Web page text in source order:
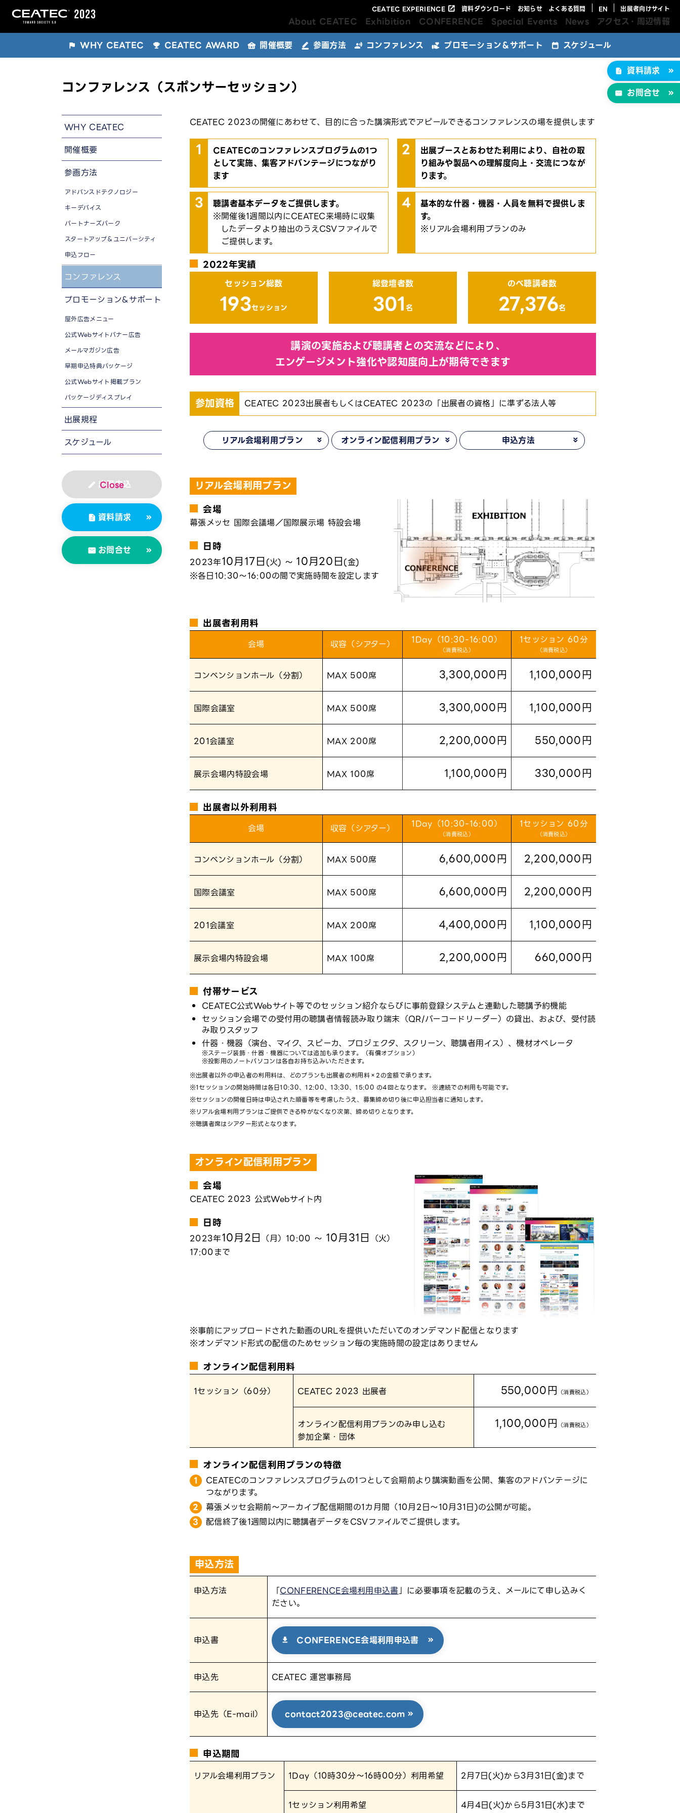
CEATEC EXPERIENCE 資料ダウンロード お知らせ よくある質問 EN 出展者向けサイト
About CEATEC Exhibition CONFERENCE Special Events News
アクセス・周辺情報
WHY CEATEC
CEATEC AWARD 開催概要 参画方法 コンファレンス プロモーション＆サポート
スケジュール
資料請求
お問合せ
コンファレンス（スポンサーセッション）
WHY CEATEC
開催概要
参画方法
アドバンスドテクノロジー
キーデバイス
パートナーズパーク
スタートアップ＆ユニバーシティ
申込フロー
コンファレンス
プロモーション&サポート
屋外広告メニュー
公式Webサイトバナー広告
メールマガジン広告
早期申込特典パッケージ
公式Webサイト掲載プラン
パッケージディスプレイ
出展規程
スケジュール
出展申込
資料請求
お問合せ
CEATEC 2023の開催にあわせて、目的に合った講演形式でアピールできるコンファレンスの場を提供します
CEATECのコンファレンスプログラムの1つ
として実施、集客アドバンテージにつながり
ます
出展ブースとあわせた利用により、自社の取
り組みや製品への理解度向上・交流につなが
ります。
聴講者基本データをご提供します。
開催後1週間以内にCEATEC来場時に収集
したデータより抽出のうえCSVファイルで
ご提供します。
基本的な什器・機器・人員を無料で提供しま
す。
リアル会場利用プランのみ
2022年実績
セッション総数
193セッション
総登壇者数
301名
のべ聴講者数
27,376名
講演の実施および聴講者との交流などにより、
エンゲージメント強化や認知度向上が期待できます
参加資格 CEATEC 2023出展者もしくはCEATEC 2023の「出展者の資格」に準ずる法人等
リアル会場利用プラン オンライン配信利用プラン 申込方法
リアル会場利用プラン
会場
幕張メッセ 国際会議場／国際展示場 特設会場
日時
2023年10月17日 (火) ～ 10月20日(金)
各日10:30～16:00の間で実施時間を設定します
出展者利用料
会場 収容（シアター） 1Day（10:30-16:00）
（消費税込）
1セッション 60分
（消費税込）
コンベンションホール（分割） MAX 500席 3,300,000円 1,100,000円
国際会議室 MAX 500席 3,300,000円 1,100,000円
201会議室 MAX 200席 2,200,000円 550,000円
展示会場内特設会場 MAX 100席 1,100,000円 330,000円
出展者以外利用料
会場 収容（シアター） 1Day（10:30-16:00）
（消費税込）
1セッション 60分
（消費税込）
コンベンションホール（分割） MAX 500席 6,600,000円 2,200,000円
国際会議室 MAX 500席 6,600,000円 2,200,000円
201会議室 MAX 200席 4,400,000円 1,100,000円
展示会場内特設会場 MAX 100席 2,200,000円 660,000円
付帯サービス
CEATEC公式Webサイト等でのセッション紹介ならびに事前登録システムと連動した聴講予約機能
セッション会場での受付用の聴講者情報読み取り端末（QR/バーコードリーダー）の貸出、および、受付読
み取りスタッフ
什器・機器（演台、マイク、スピーカ、プロジェクタ、スクリーン、聴講者用イス）、機材オペレータ
ステージ装飾・什器・機器については追加も承ります。（有償オプション）
投影用のノートパソコンは各自お持ち込みいただきます。
出展者以外の申込者の利用料は、どのプランも出展者の利用料×2の金額で承ります。
1セッションの開始時間は各日10:30、12:00、13:30、15:00 の4回となります。 ※連続での利用も可能です。
セッションの開催日時は申込された順番等を考慮したうえ、募集締め切り後に申込担当者に通知します。
リアル会場利用プランはご提供できる枠がなくなり次第、締め切りとなります。
聴講者席はシアター形式となります。
オンライン配信利用プラン
会場
CEATEC 2023 公式Webサイト内
日時
2023年10月2日 （月）10:00 ～ 10月31日 （火）
17:00まで
事前にアップロードされた動画のURLを提供いただいてのオンデマンド配信となります
オンデマンド形式の配信のためセッション毎の実施時間の設定はありません
オンライン配信利用料
1セッション（60分） CEATEC 2023 出展者 550,000円 （消費税込）
オンライン配信利用プランのみ申し込む
参加企業・団体
1,100,000円 （消費税込）
オンライン配信利用プランの特徴
CEATECのコンファレンスプログラムの1つとして会期前より講演動画を公開、集客のアドバンテージに
つながります。
幕張メッセ会期前～アーカイブ配信期間の1カ月間（10月2日～10月31日)の公開が可能。
配信終了後1週間以内に聴講者データをCSVファイルでご提供します。
申込方法
申込方法 「CONFERENCE会場利用申込書」に必要事項を記載のうえ、メールにて申し込みく
ださい。
申込書 CONFERENCE会場利用申込書
申込先 CEATEC 運営事務局
申込先（E-mail） contact2023@ceatec.com
申込期間
リアル会場利用プラン 1Day（10時30分～16時00分）利用希望 2月7日(火)から3月31日(金)まで
1セッション利用希望 4月4日(火)から5月31日(水)まで